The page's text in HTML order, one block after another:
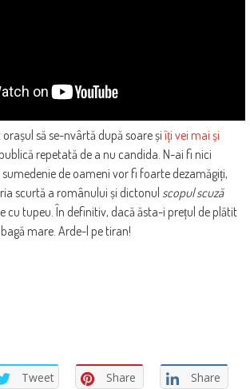
să se-nvârtă după soare șiîți vei mai și
repetată de a nu candida. N-ai fi nici
de oameni vor fi foarte dezamăgiți,
scurtă a românului și dictonul scopul scuză
cu tupeu. În definitiv, dacă ăsta-i prețul de plătit
mare. Arde-l pe tiran!
Tweet Share Share